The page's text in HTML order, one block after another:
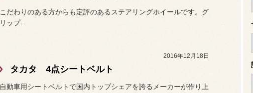
こだわりのある方からも定評のあるステアリングホイールです。グ
リップ...
2016年12月18日
タカタ 4点シートベルト
自動車用シートベルトで国内トップシェアを誇るメーカーが作り上